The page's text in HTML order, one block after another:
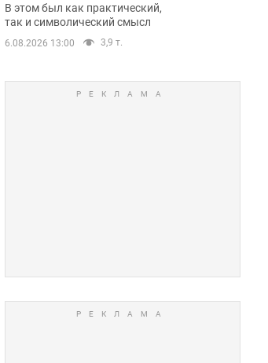
В этом был как практический,
так и символический смысл
6.08.2026 13:00 3,9 т.